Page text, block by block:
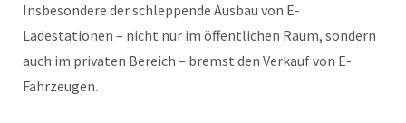
Insbesondere der schleppende Ausbau von E-
Ladestationen – nicht nur im öffentlichen Raum, sondern
auch im privaten Bereich – bremst den Verkauf von E-
Fahrzeugen.